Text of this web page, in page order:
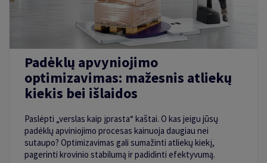
Padėklų apvyniojimo
optimizavimas: mažesnis atliekų
kiekis bei išlaidos
Paslėpti „verslas kaip įprasta“ kaštai. O kas jeigu jūsų
padėklų apviniojimo procesas kainuoja daugiau nei
sutaupo? Optimizavimas gali sumažinti atliekų kiekį,
pagerinti krovinio stabilumą ir padidinti efektyvumą.